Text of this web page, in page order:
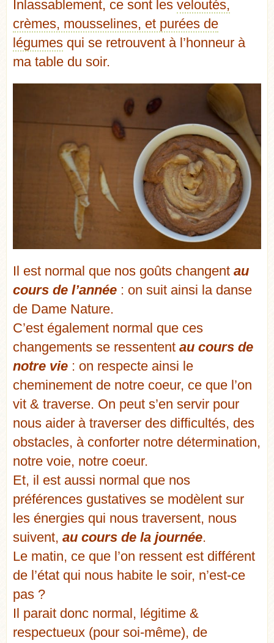
Inlassablement, ce sont les veloutés,
crèmes, mousselines, et purées de
légumes qui se retrouvent à l’honneur à
ma table du soir.
Il est normal que nos goûts changent au
cours de l’année : on suit ainsi la danse
de Dame Nature.
C’est également normal que ces
changements se ressentent au cours de
notre vie : on respecte ainsi le
cheminement de notre coeur, ce que l’on
vit & traverse. On peut s’en servir pour
nous aider à traverser des difficultés, des
obstacles, à conforter notre détermination,
notre voie, notre coeur.
Et, il est aussi normal que nos
préférences gustatives se modèlent sur
les énergies qui nous traversent, nous
suivent, au cours de la journée.
Le matin, ce que l’on ressent est différent
de l’état qui nous habite le soir, n’est-ce
pas ?
Il parait donc normal, légitime &
respectueux (pour soi-même), de